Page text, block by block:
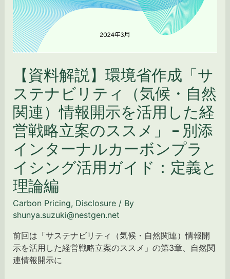
ガ
イ
ド：
実
【資料解説】環境省作成「サ
ステナビリティ（気候・自然
関連）情報開⽰を活⽤した経
営戦略⽴案のススメ」 − 別添
インターナルカーボンプラ
イシング活用ガイド：定義と
理論編
Carbon Pricing, Disclosure/ By
shunya.suzuki@nestgen.net
前回は「サステナビリティ（気候・自然関連）情報開
⽰を活⽤した経営戦略⽴案のススメ」の第3章、自然関
連情報開示に
自
然
関
連）
情
⽰
を
活
⽤
し
た
経
営
戦
略
⽴
の
ス
ス